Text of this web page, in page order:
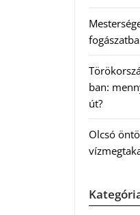
ban:
út?
Olcsó